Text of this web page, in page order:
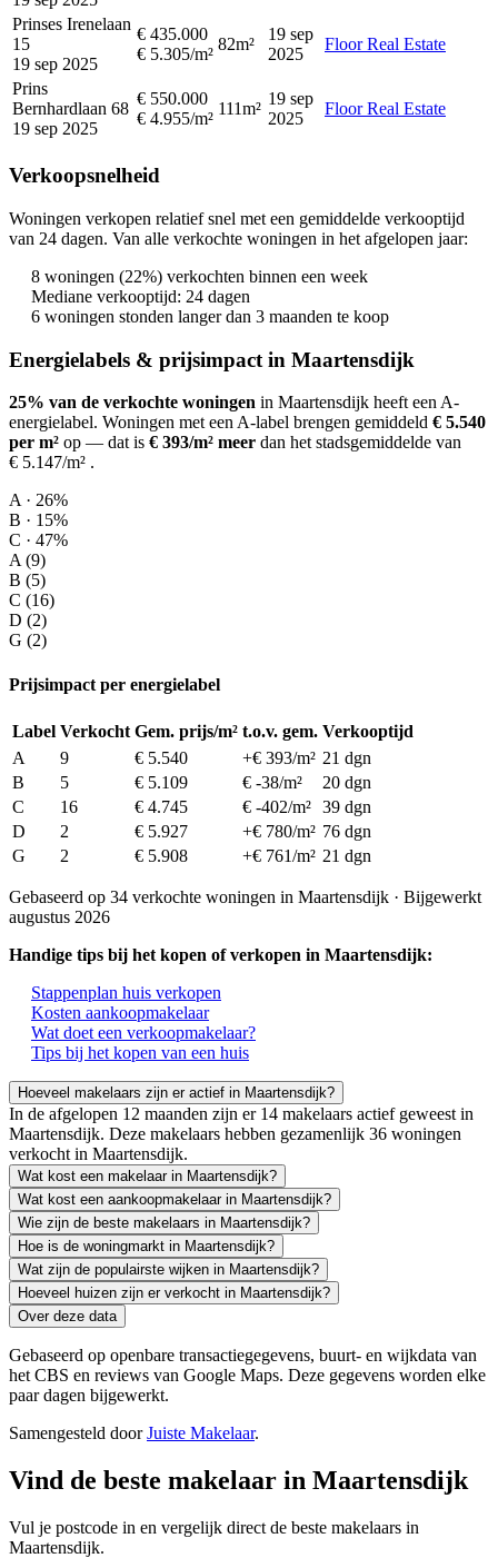
Prinses Irenelaan
15
19 sep 2025
€ 435.000
€ 5.305/m²
82m²
19 sep
2025
Floor Real Estate
Prins
Bernhardlaan 68
19 sep 2025
€ 550.000
€ 4.955/m²
111m²
19 sep
2025
Floor Real Estate
Verkoopsnelheid
Woningen verkopen relatief snel met een gemiddelde verkooptijd
van 24 dagen. Van alle verkochte woningen in het afgelopen jaar:
8 woningen (22%) verkochten binnen een week
Mediane verkooptijd: 24 dagen
6 woningen stonden langer dan 3 maanden te koop
Energielabels & prijsimpact in Maartensdijk
25% van de verkochte woningen in Maartensdijk heeft een A-
energielabel. Woningen met een A-label brengen gemiddeld € 5.540
per m² op — dat is € 393/m² meer dan het stadsgemiddelde van
€ 5.147/m² .
A · 26%
B · 15%
C · 47%
A (9)
B (5)
C (16)
D (2)
G (2)
Prijsimpact per energielabel
Label Verkocht Gem. prijs/m² t.o.v. gem. Verkooptijd
A
9 € 5.540 +€ 393/m² 21 dgn
B
5 € 5.109 € -38/m²
20 dgn
C
16 € 4.745 € -402/m² 39 dgn
D
2 € 5.927 +€ 780/m² 76 dgn
G
2 € 5.908 +€ 761/m² 21 dgn
Gebaseerd op 34 verkochte woningen in Maartensdijk · Bijgewerkt
augustus 2026
Handige tips bij het kopen of verkopen in Maartensdijk:
Stappenplan huis verkopen
Kosten aankoopmakelaar
Wat doet een verkoopmakelaar?
Tips bij het kopen van een huis
Hoeveel makelaars zijn er actief in Maartensdijk?
In de afgelopen 12 maanden zijn er 14 makelaars actief geweest in
Maartensdijk. Deze makelaars hebben gezamenlijk 36 woningen
verkocht in Maartensdijk.
Wat kost een makelaar in Maartensdijk?
Wat kost een aankoopmakelaar in Maartensdijk?
Wie zijn de beste makelaars in Maartensdijk?
Hoe is de woningmarkt in Maartensdijk?
Wat zijn de populairste wijken in Maartensdijk?
Hoeveel huizen zijn er verkocht in Maartensdijk?
Over deze data
Gebaseerd op openbare transactiegegevens, buurt- en wijkdata van
het CBS en reviews van Google Maps. Deze gegevens worden elke
paar dagen bijgewerkt.
Samengesteld doorJuiste Makelaar.
Vind de beste makelaar in Maartensdijk
Vul je postcode in en vergelijk direct de beste makelaars in
Maartensdijk.